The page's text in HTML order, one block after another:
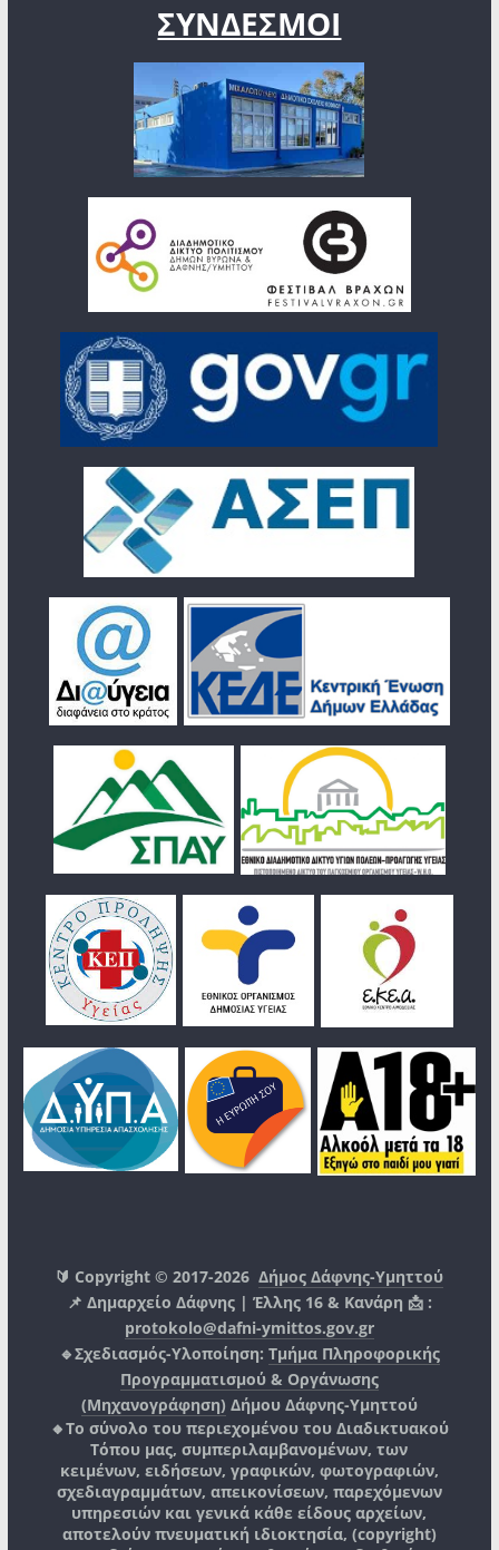
ΣΥΝΔΕΣΜΟΙ
🔰 Copyright © 2017-2026Δήμος Δάφνης-Υμηττού
📌 Δημαρχείο Δάφνης | Έλλης 16 & Κανάρη 📩 :
protokolo@dafni-ymittos.gov.gr
🔹Σχεδιασμός-Υλοποίηση: Τμήμα Πληροφορικής
Προγραμματισμού & Οργάνωσης
(Μηχανογράφηση) Δήμου Δάφνης-Υμηττού
🔸Το σύνολο του περιεχομένου του Διαδικτυακού
Τόπου μας, συμπεριλαμβανομένων, των
κειμένων, ειδήσεων, γραφικών, φωτογραφιών,
σχεδιαγραμμάτων, απεικονίσεων, παρεχόμενων
υπηρεσιών και γενικά κάθε είδους αρχείων,
αποτελούν πνευματική ιδιοκτησία, (copyright)